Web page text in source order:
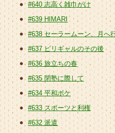
#640 志高く雑巾がけ
#639 HIMARI
#638 セーラームーン、月へ
#637 ビリギャルのその後
#636 旅立ちの春
#635 閉塾に際して
#634 平和ボケ
#633 スポーツと利権
#632 派遣